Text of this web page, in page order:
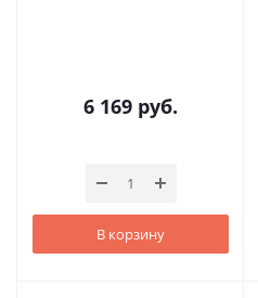
6 169 руб.
В корзину